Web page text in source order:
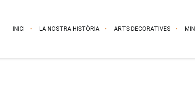
INICI LA NOSTRA HISTÒRIA ARTS DECORATIVES